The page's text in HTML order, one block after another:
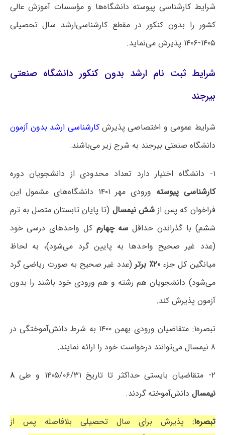
شرایط کارشناسی پیوسته دانشگاه‌ها و مؤسسات آموزش عالی
کشور را بدون کنکور در مقطع کارشناسی‌ارشد سال تحصیلی
۱۴۰۵-۱۴۰۶ پذیرش می‌نماید.
شرایط ثبت نام ارشد بدون کنکور دانشگاه صنعتی
بیرجند
شرایط عمومی و اختصاصی پذیرشکارشناسی ارشد بدون آزمون
دانشگاه ‌صنعتی بیرجند به شرح زیر می‌باشند:
۱- دانشگاه اختیار دارد تعداد محدودی از دانشجویان دوره
کارشناسی پیوسته
ورودی مهر ۱۴۰۱ دانشگاه‌های مشمول این
فراخوان که پس ازشش نیمسال (تا پایان تابستان متصل به ترم
ششم‌) با گذراندن حداقل سه چهارم کل واحدهای درسی خود
(عدد غیر صحیح واحدها به پایین گرد می‌شود)، به لحاظ
میانگین کل جزء۲۰٪ برتر
(عدد غیر صحیح به صورت ریاضی گرد
می‌شود) دانشجویان هم رشته و هم ورودی خود باشند را بدون
آزمون پذیرش کند.
تبصره۱: متقاضیان ورودی بهمن ۱۴۰۰ به شرط دانش‌آموختگی در
۸ نیمسال می‌توانند درخواست خود را ارائه نمایند.
۲- متقاضیان بایستی حداکثر تا تاریخ ۱۴۰۵/۰۶/۳۱ و طی
۸
نیمسال دانش‌آموخته گردند.
تبصره۱:
پذیرش برای سال تحصیلی بلافاصله پس از